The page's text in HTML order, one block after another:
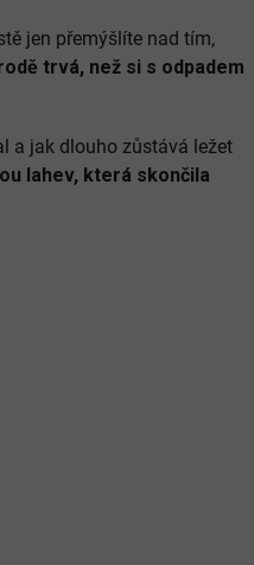
jen přemýšlíte nad tím,
trvá, než si s odpadem
a jak dlouho zůstává ležet
lahev, která skončila